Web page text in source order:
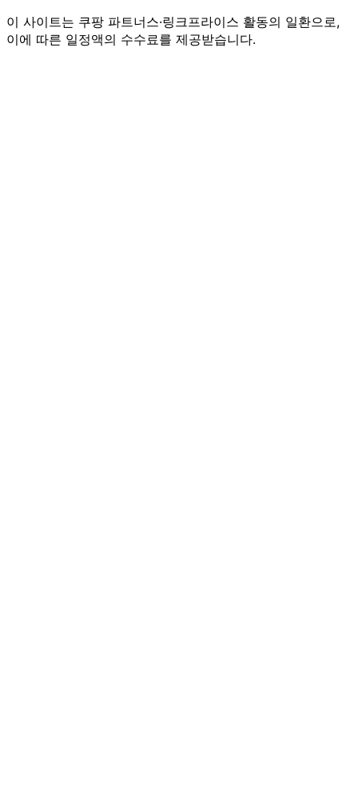
이 사이트는 쿠팡 파트너스·링크프라이스 활동의 일환으로,
이에 따른 일정액의 수수료를 제공받습니다.